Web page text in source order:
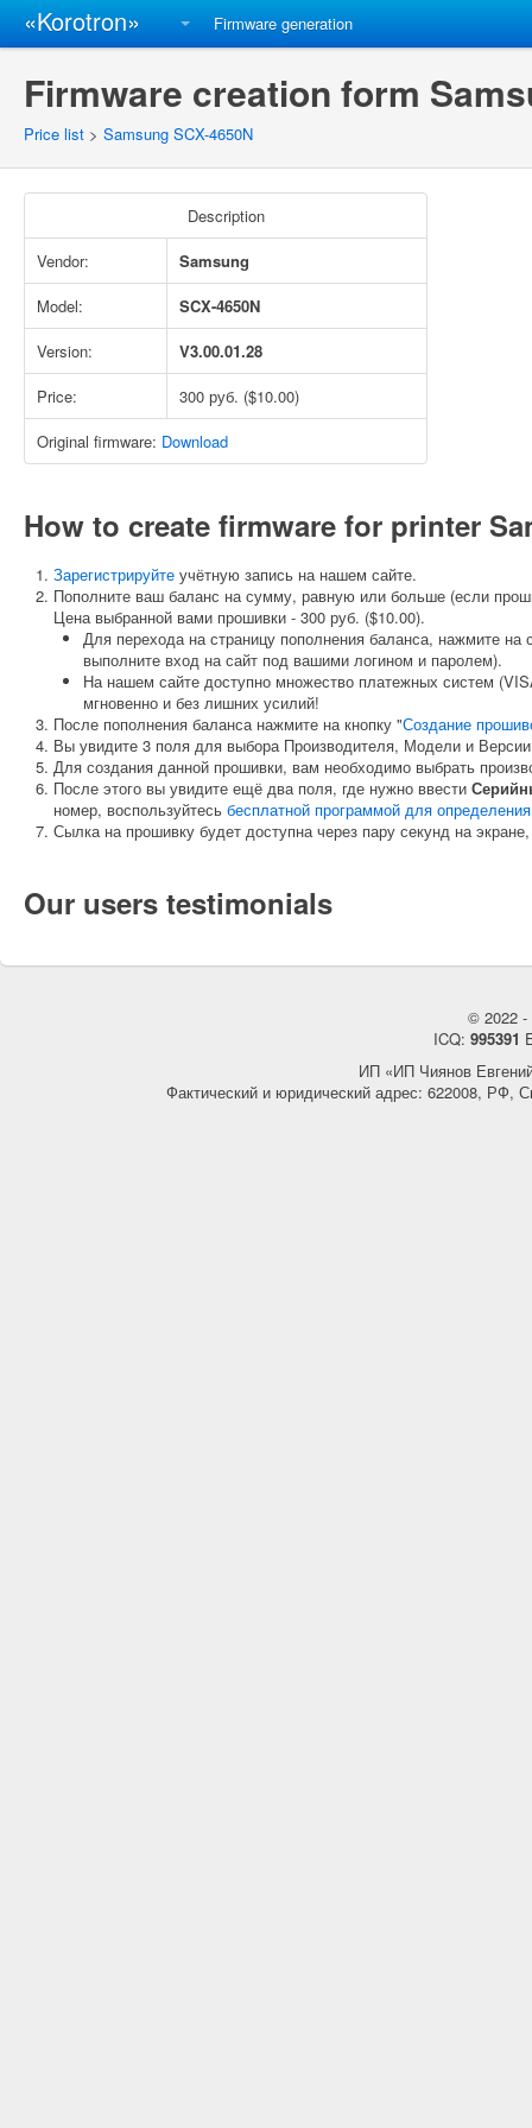
«Korotron» Firmware generation
Firmware creation form
Price list > Samsung SCX-4650N
Description
Vendor:
Samsung
Model:
SCX-4650N
Version:
V3.00.01.28
Price:
300 руб. ($10.00)
Original firmware: Download
How to create firmware for printer
Зарегистрируйте учётную запись на нашем сайте.
Пополните ваш баланс на сумму, равную или больше (если
Цена выбранной вами прошивки - 300 руб. ($10.00).
Для перехода на страницу пополнения баланса, нажмите на
выполните вход на сайт под вашими логином и паролем).
На нашем сайте доступно множество платежных систем
мгновенно и без лишних усилий!
После пополнения баланса нажмите на кнопку "Создание
Вы увидите 3 поля для выбора Производителя, Модели и
Для создания данной прошивки, вам необходимо выбрать
После этого вы увидите ещё два поля, где нужно ввести
номер, воспользуйтесь бесплатной программой для
Сылка на прошивку будет доступна через пару секунд на
Our users testimonials
© 2022 -
ICQ: 995391
ИП «ИП Чиянов
Фактический и юридический адрес: 622008, РФ,